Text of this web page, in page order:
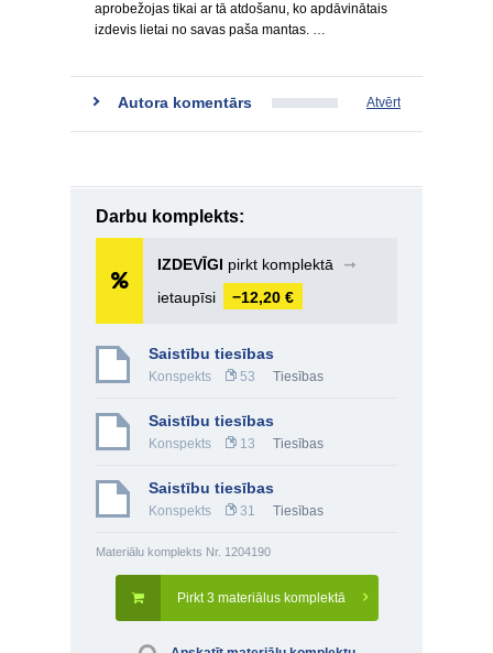
aprobežojas tikai ar tā atdošanu, ko apdāvinātais
izdevis lietai no savas paša mantas. …
Autora komentārs Atvērt
Darbu komplekts:
IZDEVĪGI pirkt komplektā
➞
ietaupīsi
−12,20 €
Saistību tiesības
Konspekts 53 Tiesības
Saistību tiesības
Konspekts 13 Tiesības
Saistību tiesības
Konspekts 31 Tiesības
Materiālu komplekts Nr. 1204190
Pirkt 3 materiālus komplektā